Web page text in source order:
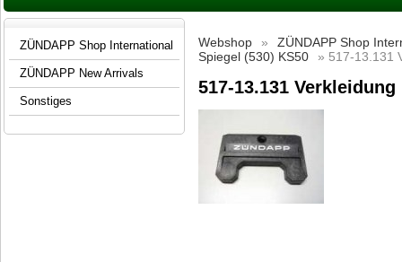
Webshop »
ZÜNDAPP Shop
Spiegel (530) KS50
» 517-13.131
517-13.131 Verkleidung
ZÜNDAPP Shop International
ZÜNDAPP New Arrivals
Sonstiges